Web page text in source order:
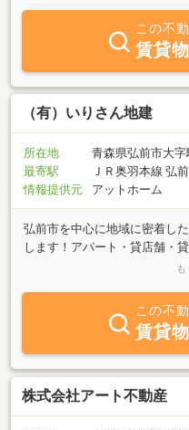
この不
賃貸
（有）いりさん地建
所在地
青森県弘前市大字
最寄駅
ＪＲ奥羽本線 弘
情報提供元
アットホーム
弘前市を中心に地域に密着し
します！アパート・貸店舗・
古住宅等の売買物件まで、弘
この不
賃貸
株式会社アート不動産